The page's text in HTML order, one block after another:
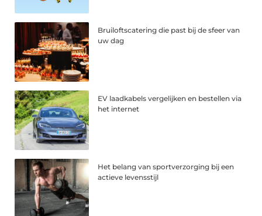
Bruiloftscatering die past bij de sfeer van
uw dag
EV laadkabels vergelijken en bestellen via
het internet
Het belang van sportverzorging bij een
actieve levensstijl